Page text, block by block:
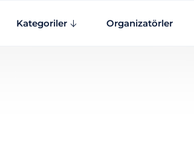
Kategoriler Organizatörler